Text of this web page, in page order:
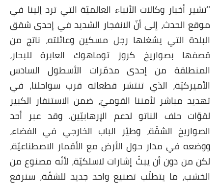
"تشير أخبار وكالات الأنباء العالميّة التي ترد إلينا في
موقع الحدث، إلى أنّ الانفجار الشديد في إحدى شقق
البلدة التي يشغلها رجل مسكين وعائلته، ناتج من
قصفها بصواريخ كروز توماهوك العابرة للبحار،
المنطلقة من إحدى مدمّرات الأسطول السادس
الأميركيّة، الذي تنتشر قطعاته قرب سواحلنا، في
تهديد مباشر لأمننا القوميّ، ضمن الاستنفار الكبير
لقوّات حلف الناتو لدعم الإرهابيّين. وقد عبر أحد
الصواريخ الشقّة، وطيّر الباب الخارجي في الفضاء،
ووضعه في مدار حول الأرض مع الأقمار الاصطناعيّة،
لكن من دون أن يبثّ إشارات لاسلكيّة، لأنّه مصنوع من
الخشب، ما يتطلّب تصنيع واحد جديد للشقّة، سنرفع